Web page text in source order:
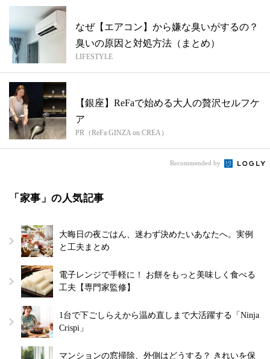
なぜ【エアコン】から嫌な臭いがするの？
臭いの原因と対処方法（まとめ）
LIFESTYLE
【銀座】ReFaで始める大人の贅沢セルフケ
ア
PR（ReFa GINZA on CREA）
Recommended by
「家事」の人気記事
大晦日の夜ごはん、迷わず決めたいあなたへ。実例
と工夫まとめ
電子レンジで手軽に！ お餅をもっと美味しく食べる
工夫【専門家監修】
1台で下ごしらえから温め直しまで大活躍する「Ninja
Crispi」
マンションの窓掃除、外側はどうする？ きれいを保